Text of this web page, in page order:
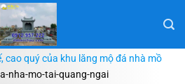
cao quý của khu lăng mộ đá nhà mồ
nha-mo-tai-quang-ngai